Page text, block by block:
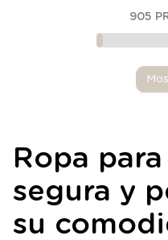
905
Ropa
segura y
su